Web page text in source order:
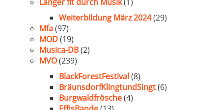
Weiterbildung März 2024(29)
Mfa(97)
MOD(19)
Musica-DB(2)
MVO(239)
BlackForestFestival(8)
BräunsdorfKlingtundSingt(6)
Burgwaldfrösche(4)